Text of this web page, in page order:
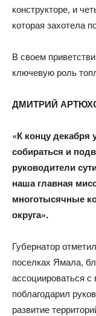
конструкторе, и
которая захотела
В своем
ключевую роль
ДМИТРИЙ
«К концу декабря
собираться и
руководители
наша главная
многотысячные
округа».​
Губернатор
поселках Ямала,
ассоциироваться
поблагодарил
развитие